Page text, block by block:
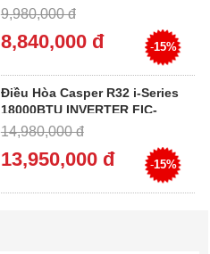
12TL55 / CIC-12TL55
9,980,000 đ
8,840,000 đ -15%
Điều Hòa Casper R32 i-Series
18000BTU INVERTER FIC-
18TL55 / CIC-18TL55
14,980,000 đ
13,950,000 đ -15%